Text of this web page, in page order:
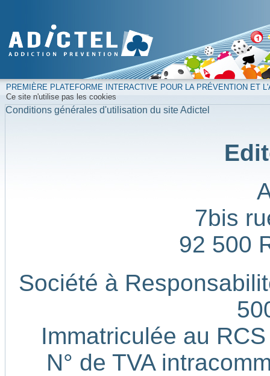
PREMIÈRE PLATEFORME INTERACTIVE POUR LA PRÉVENTION ET
Ce site n'utilise pas les cookies
Conditions générales d'utilisation du site Adictel
7bis
92 500
Société à
Immatriculée au
N° de TVA